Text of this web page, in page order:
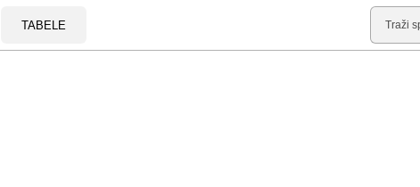
TABELE
Pretraga